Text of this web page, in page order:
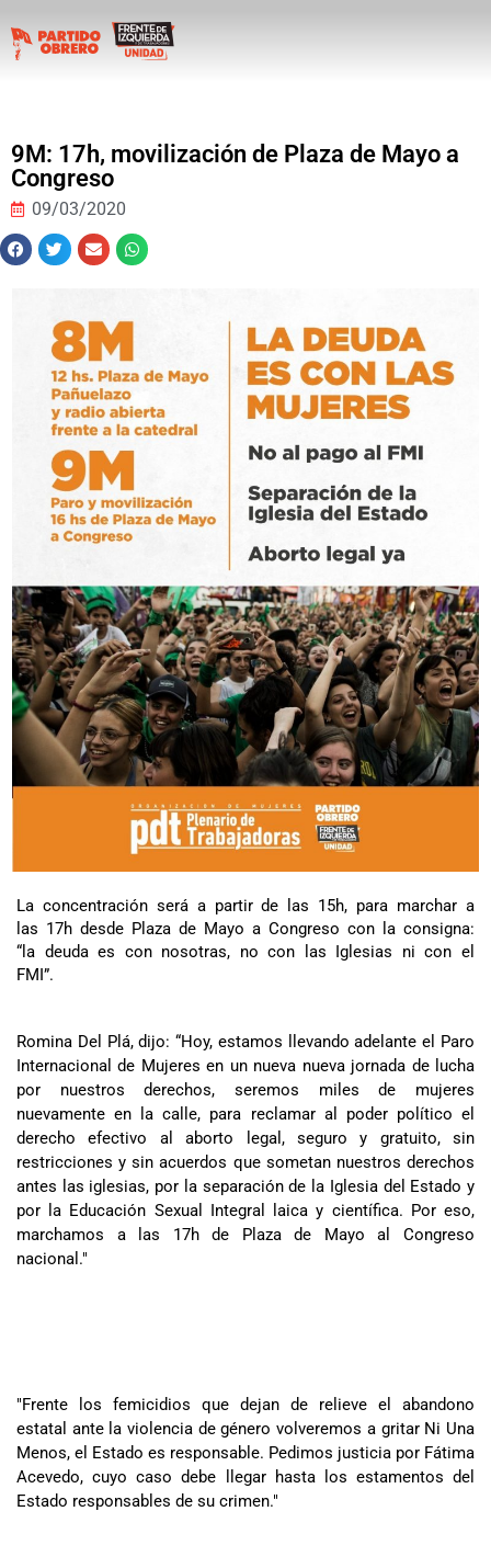
9M: 17h, movilización de Plaza de Mayo a
Congreso
09/03/2020
La concentración será a partir de las 15h, para marchar a
las 17h desde Plaza de Mayo a Congreso con la consigna:
“la deuda es con nosotras, no con las Iglesias ni con el
FMI”.
Romina Del Plá, dijo: “Hoy, estamos llevando adelante el Paro
Internacional de Mujeres en un nueva nueva jornada de lucha
por nuestros derechos, seremos miles de mujeres
nuevamente en la calle, para reclamar al poder político el
derecho efectivo al aborto legal, seguro y gratuito, sin
restricciones y sin acuerdos que sometan nuestros derechos
antes las iglesias, por la separación de la Iglesia del Estado y
por la Educación Sexual Integral laica y científica. Por eso,
marchamos a las 17h de Plaza de Mayo al Congreso
nacional."
"Frente los femicidios que dejan de relieve el abandono
estatal ante la violencia de género volveremos a gritar Ni Una
Menos, el Estado es responsable. Pedimos justicia por Fátima
Acevedo, cuyo caso debe llegar hasta los estamentos del
Estado responsables de su crimen."